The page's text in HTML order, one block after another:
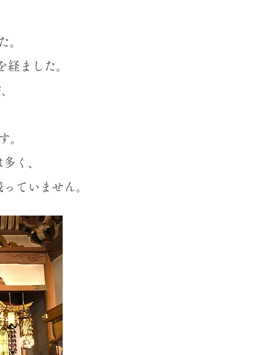
。
ました。
。
く、
ていません。